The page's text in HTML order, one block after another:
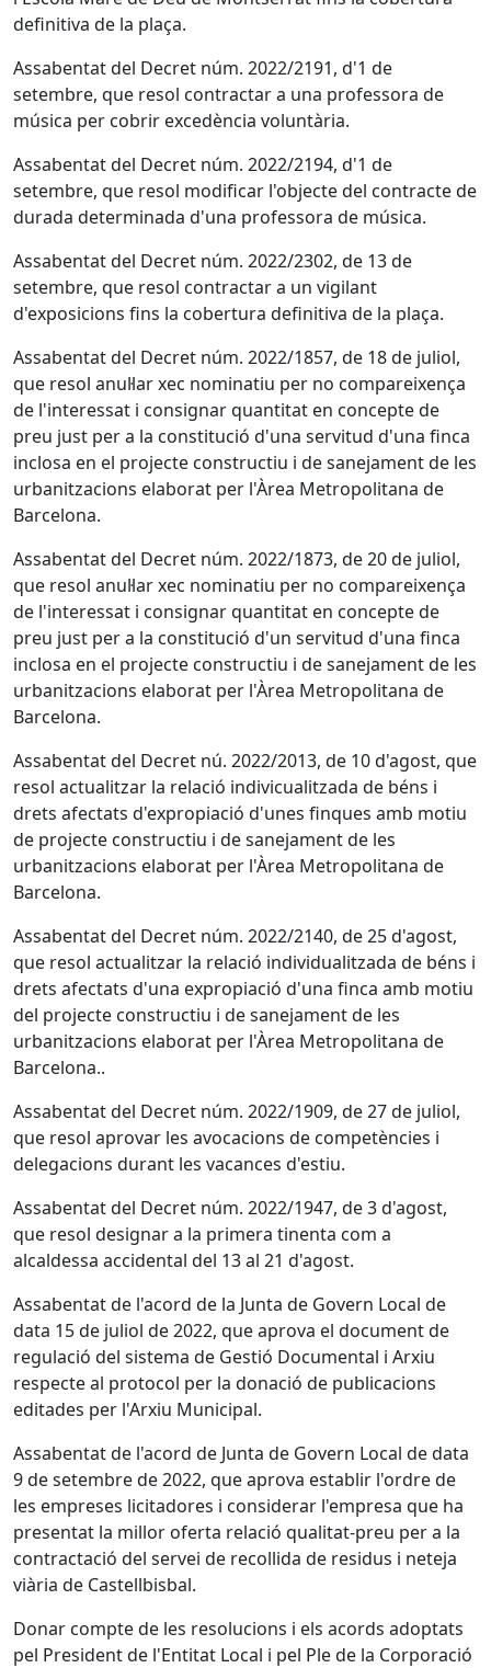
definitiva de la plaça.
Assabentat del Decret núm. 2022/2191, d'1 de
setembre, que resol contractar a una professora de
música per cobrir excedència voluntària.
Assabentat del Decret núm. 2022/2194, d'1 de
setembre, que resol modificar l'objecte del contracte de
durada determinada d'una professora de música.
Assabentat del Decret núm. 2022/2302, de 13 de
setembre, que resol contractar a un vigilant
d'exposicions fins la cobertura definitiva de la plaça.
Assabentat del Decret núm. 2022/1857, de 18 de juliol,
que resol anul·lar xec nominatiu per no compareixença
de l'interessat i consignar quantitat en concepte de
preu just per a la constitució d'una servitud d'una finca
inclosa en el projecte constructiu i de sanejament de les
urbanitzacions elaborat per l'Àrea Metropolitana de
Barcelona.
Assabentat del Decret núm. 2022/1873, de 20 de juliol,
que resol anul·lar xec nominatiu per no compareixença
de l'interessat i consignar quantitat en concepte de
preu just per a la constitució d'un servitud d'una finca
inclosa en el projecte constructiu i de sanejament de les
urbanitzacions elaborat per l'Àrea Metropolitana de
Barcelona.
Assabentat del Decret nú. 2022/2013, de 10 d'agost, que
resol actualitzar la relació indivicualitzada de béns i
drets afectats d'expropiació d'unes finques amb motiu
de projecte constructiu i de sanejament de les
urbanitzacions elaborat per l'Àrea Metropolitana de
Barcelona.
Assabentat del Decret núm. 2022/2140, de 25 d'agost,
que resol actualitzar la relació individualitzada de béns i
drets afectats d'una expropiació d'una finca amb motiu
del projecte constructiu i de sanejament de les
urbanitzacions elaborat per l'Àrea Metropolitana de
Barcelona..
Assabentat del Decret núm. 2022/1909, de 27 de juliol,
que resol aprovar les avocacions de competències i
delegacions durant les vacances d'estiu.
Assabentat del Decret núm. 2022/1947, de 3 d'agost,
que resol designar a la primera tinenta com a
alcaldessa accidental del 13 al 21 d'agost.
Assabentat de l'acord de la Junta de Govern Local de
data 15 de juliol de 2022, que aprova el document de
regulació del sistema de Gestió Documental i Arxiu
respecte al protocol per la donació de publicacions
editades per l'Arxiu Municipal.
Assabentat de l'acord de Junta de Govern Local de data
9 de setembre de 2022, que aprova establir l'ordre de
les empreses licitadores i considerar l'empresa que ha
presentat la millor oferta relació qualitat-preu per a la
contractació del servei de recollida de residus i neteja
viària de Castellbisbal.
Donar compte de les resolucions i els acords adoptats
pel President de l'Entitat Local i pel Ple de la Corporació